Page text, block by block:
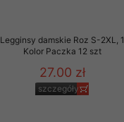
Legginsy damskie Roz S-2XL, 1
Kolor Paczka 12 szt
27.00 zł
szczegóły